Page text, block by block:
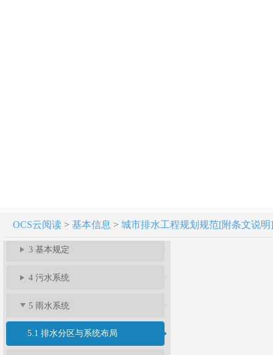
OCS云阅读> 基本信息 > 城市排水工程规划规范[附条文说明]
2 术 语
3 基本规定
4 污水系统
5 雨水系统
5.1 排水分区与系统布局